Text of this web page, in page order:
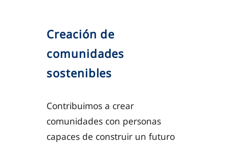
Creación de
comunidades
sostenibles
Contribuimos a crear
comunidades con personas
capaces de construir un futuro